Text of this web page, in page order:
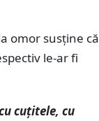
omor susține că
le-ar fi
cuțitele, cu